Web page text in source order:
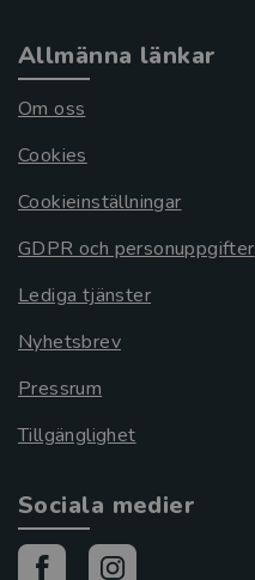
Allmänna länkar
Om oss
Cookies
Cookieinställningar
GDPR och personuppgifter
Lediga tjänster
Nyhetsbrev
Pressrum
Tillgänglighet
Sociala medier